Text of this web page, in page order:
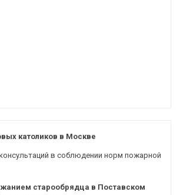
католиков в Москве
в соблюдении норм пожарной
старообрядца в Поставском